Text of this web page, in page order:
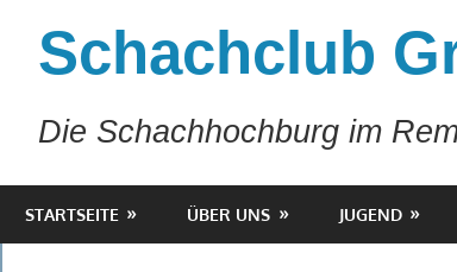
springenSchachclub
Die Schachhochburg im
STARTSEITE ÜBER UNS JUGEND